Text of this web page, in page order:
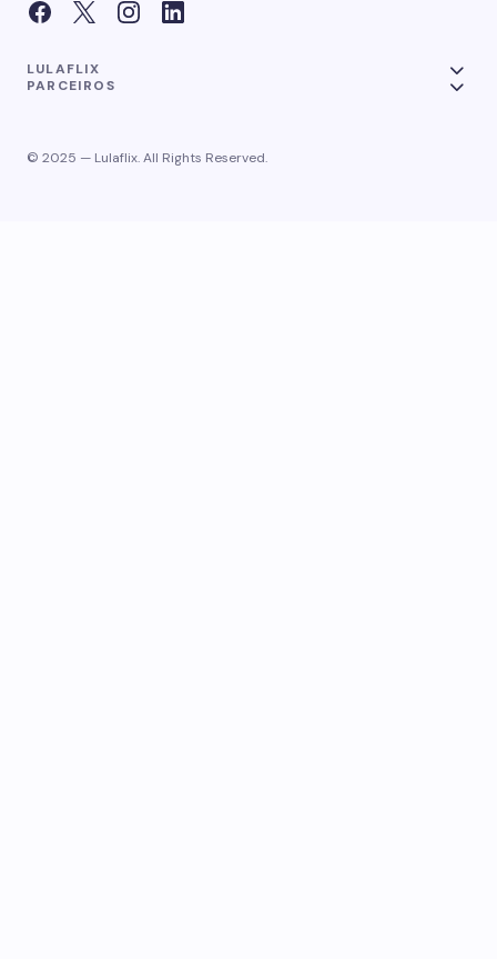
LULAFLIX
PARCEIROS
© 2025 — Lulaflix. All Rights Reserved.